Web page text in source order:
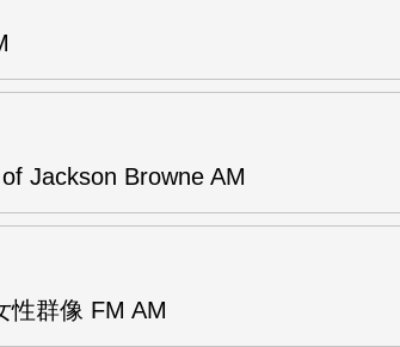
Jackson Browne AM
性群像 FM AM